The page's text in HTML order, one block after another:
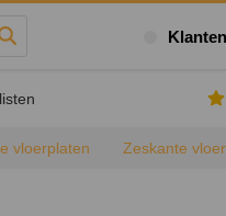
vloerplaten Zeskante